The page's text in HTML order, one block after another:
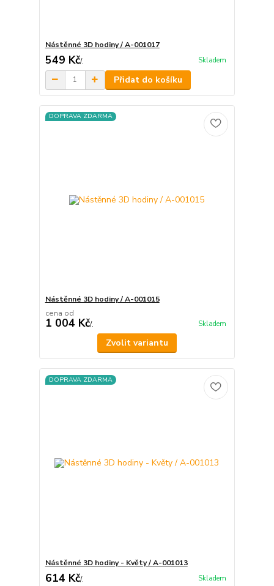
Nástěnné 3D hodiny / A-001017
549 Kč/. Skladem
Přidat do košíku
DOPRAVA ZDARMA
Nástěnné 3D hodiny / A-001015
cena od
1 004 Kč/. Skladem
Zvolit variantu
DOPRAVA ZDARMA
Nástěnné 3D hodiny - Květy / A-001013
614 Kč/. Skladem